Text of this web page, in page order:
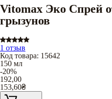
Vitomax Эко Спрей
грызунов
1 отзыв
Код товара: 15642
150 мл
-20%
192,00
153,60₴